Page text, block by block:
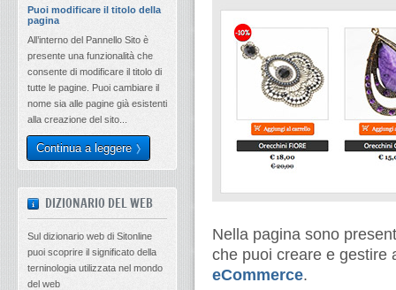
Nella pagina sono
che puoi creare e gestire
eCommerce.
Puoi modificare il titolo della
pagina
All’interno del Pannello Sito è
presente una funzionalità che
consente di modificare il titolo di
tutte le pagine. Puoi cambiare il
nome sia alle pagine già esistenti
alla creazione del sito...
Continua a leggere
DIZIONARIO DEL WEB
Sul dizionario web di Sitonline
puoi scoprire il significato della
terninologia utilizzata nel mondo
del web